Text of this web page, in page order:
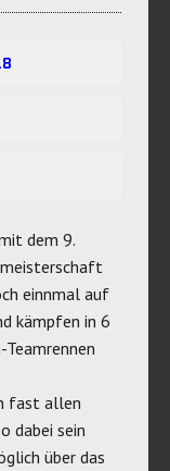
dem 9.
einnmal auf
kämpfen in 6
fast allen
dabei sein
über das